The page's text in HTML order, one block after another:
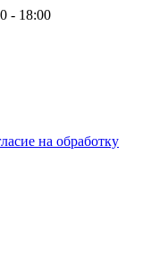
- 18:00
на обработку